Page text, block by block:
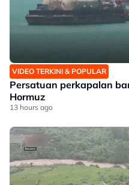
VIDEO TERKINI & POPULAR
Persatuan perkapalan
Hormuz
13 hours ago